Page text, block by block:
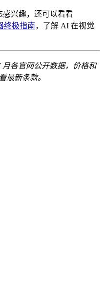
兴趣，还可以看看
终极指南，了解 AI 在视觉
月各官网公开数据，价格和
最新条款。